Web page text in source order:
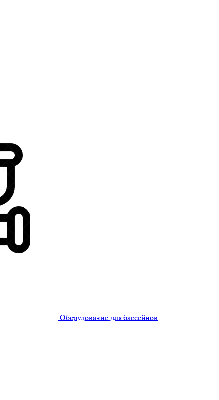
Оборудование для бассейнов